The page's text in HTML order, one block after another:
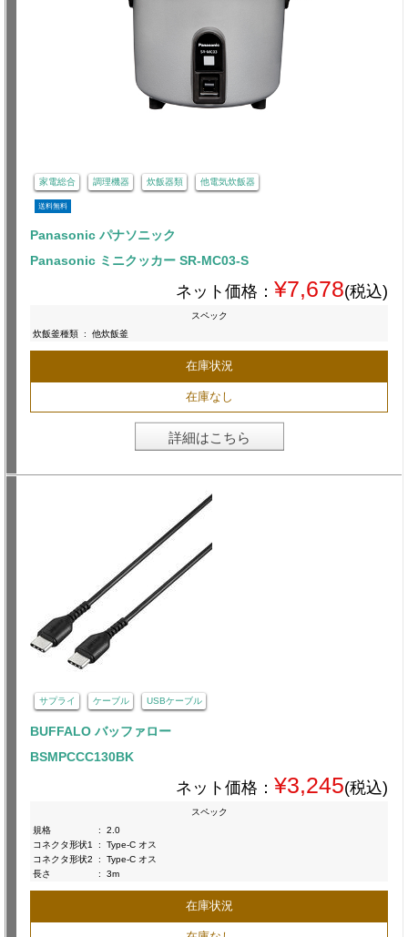
家電総合 調理機器 炊飯器類 他電気炊飯器
送料無料
Panasonic パナソニック
Panasonic ミニクッカー SR-MC03-S
ネット価格： ¥7,678(税込)
スペック
炊飯釜種類 : 他炊飯釜
在庫状況
在庫なし
詳細はこちら
サプライ ケーブル USBケーブル
BUFFALO バッファロー
BSMPCCC130BK
ネット価格： ¥3,245(税込)
スペック
規格
:
2.0
コネクタ形状1
:
Type-C オス
コネクタ形状2
:
Type-C オス
長さ
: 3m
在庫状況